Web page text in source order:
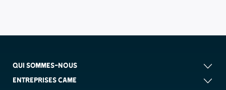
QUI SOMMES-NOUS
ENTREPRISES CAME